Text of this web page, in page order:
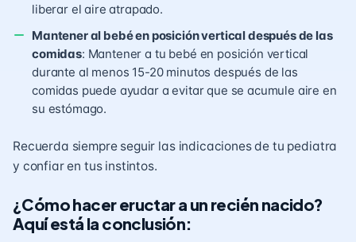
liberar el aire atrapado.
Mantener al bebé en posición vertical después de las
comidas: Mantener a tu bebé en posición vertical
durante al menos 15-20 minutos después de las
comidas puede ayudar a evitar que se acumule aire en
su estómago.
Recuerda siempre seguir las indicaciones de tu pediatra
y confiar en tus instintos.
¿Cómo hacer eructar a un recién nacido?
Aquí está la conclusión: